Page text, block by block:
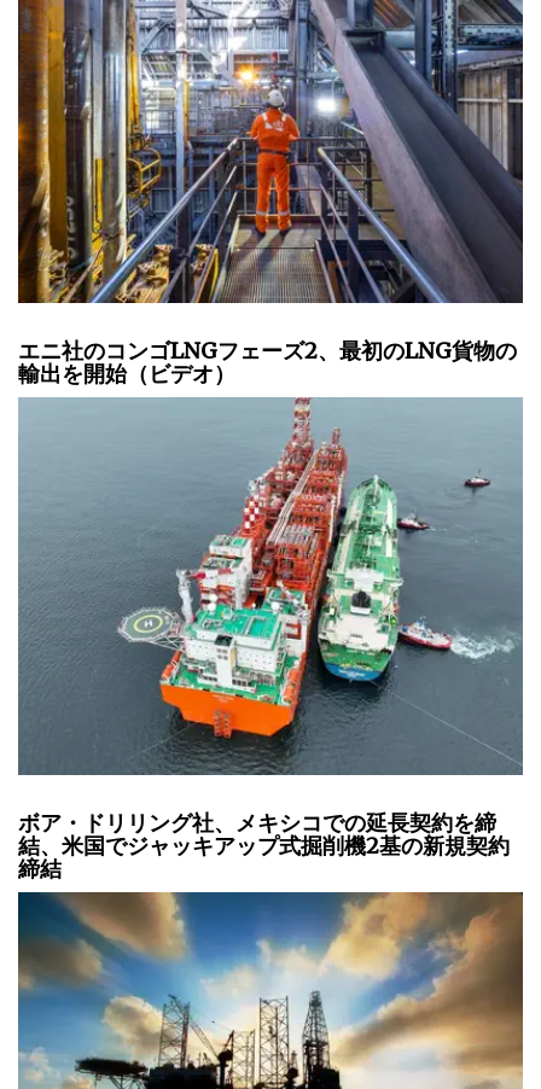
エニ社のコンゴLNGフェーズ2、最初のLNG貨物の
輸出を開始（ビデオ）
ボア・ドリリング社、メキシコでの延長契約を締
結、米国でジャッキアップ式掘削機2基の新規契約
締結